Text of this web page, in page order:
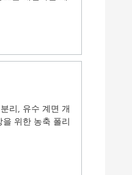
리, 유수 계면 개
위한 농축 폴리